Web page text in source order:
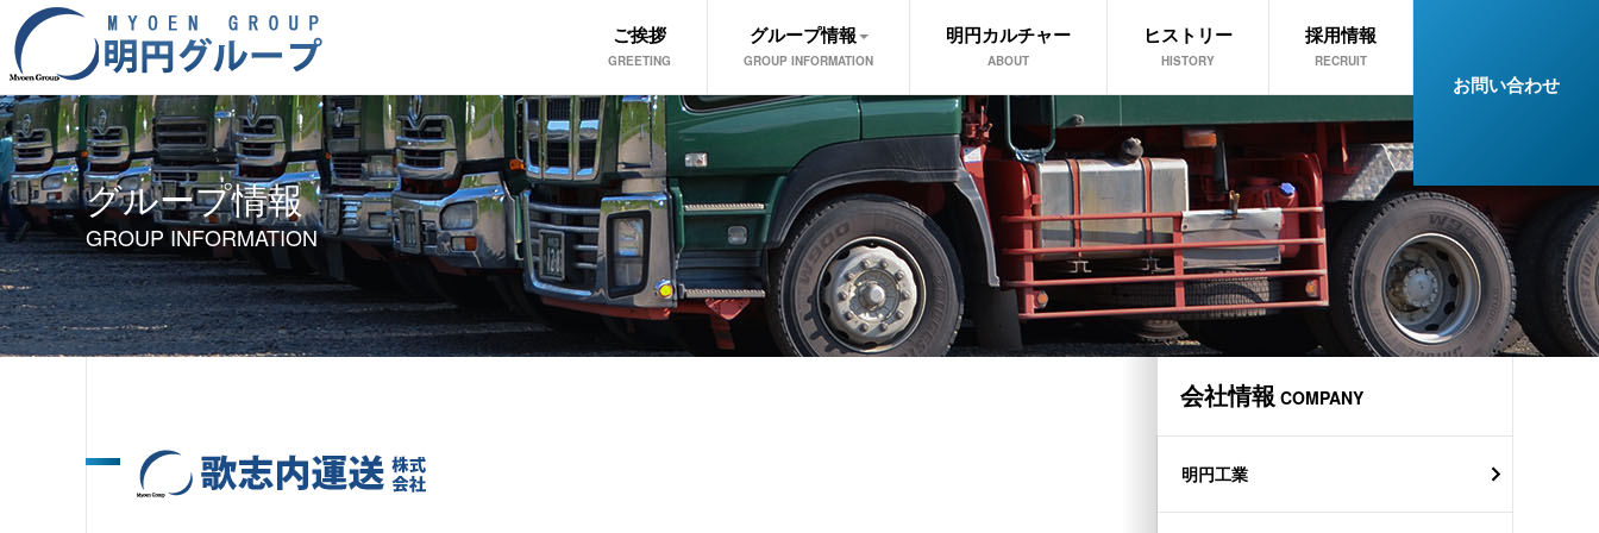
ご挨拶
GREETING
グループ情報
GROUP INFORMATION
明円カルチャー
ABOUT
ヒストリー
HISTORY
採用情報
RECRUIT
お問い合わせ
グループ情報
GROUP INFORMATION
会社情報 COMPANY
明円工業